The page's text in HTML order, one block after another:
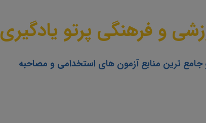
و فرهنگی پرتو یادگیری
جامع ترین منابع آزمون های استخدامی و مصاحبه